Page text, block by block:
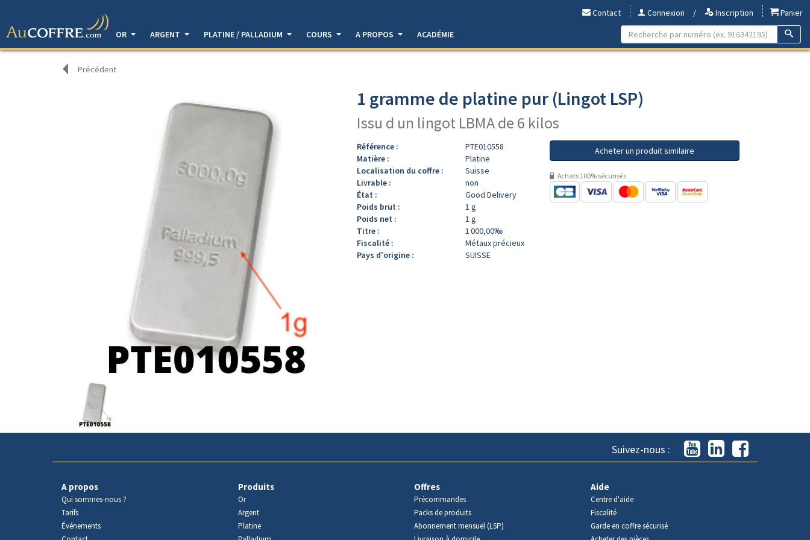
Contact Connexion / Inscription
Panier
OR
ARGENT PLATINE / PALLADIUM COURS A PROPOS ACADÉMIE
Précédent
produit
1 gramme de platine pur (Lingot LSP)
Issu d un lingot LBMA de 6 kilos
Référence :
PTE010558
Matière :
Platine
Localisation du coffre :
Suisse
Livrable :
non
État :
Good Delivery
Poids brut :
1 g
Poids net :
1 g
Titre :
1 000,00‰
Fiscalité :
Métaux précieux
Pays d'origine :
SUISSE
Acheter un produit similaire
Achats 100% sécurisés
Suivez-nous :
A propos
Qui sommes-nous ?
Tarifs
Événements
Produits
Or
Argent
Platine
Offres
Précommandes
Packs de produits
Abonnement mensuel (LSP)
Aide
Centre d'aide
Fiscalité
Garde en coffre sécurisé